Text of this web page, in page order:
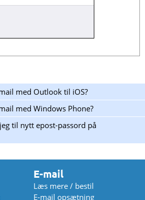
med Outlook til iOS?
med Windows Phone?
til nytt epost-passord på
E-mail
Læs mere / bestil
E-mail opsætning